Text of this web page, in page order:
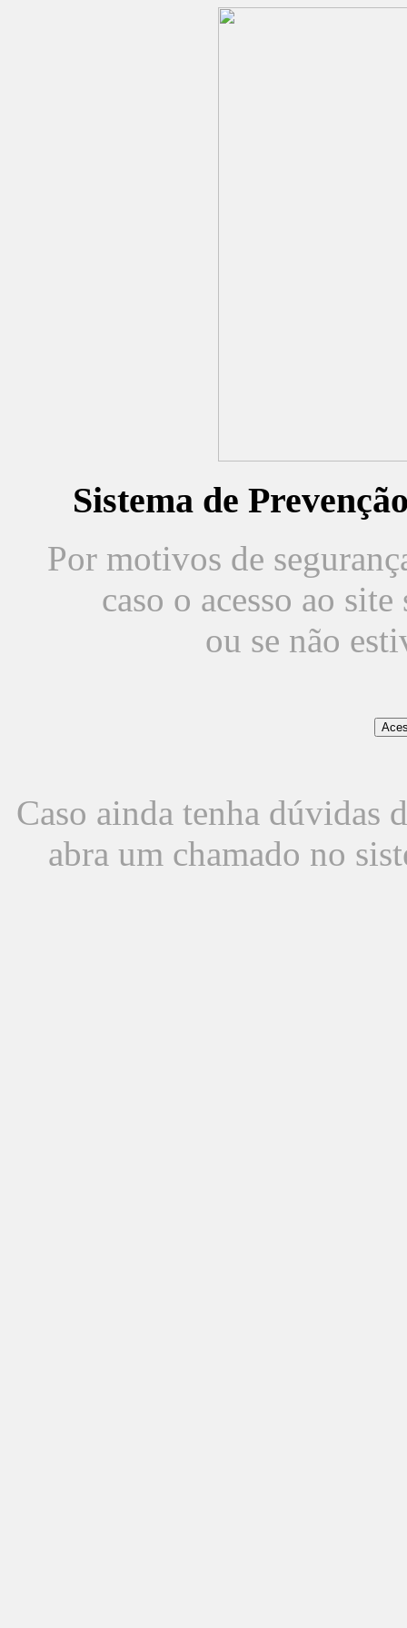
Sistema de
Por motivos de
caso o acesso ao
ou se não
Caso ainda tenha dúvidas
abra um chamado no